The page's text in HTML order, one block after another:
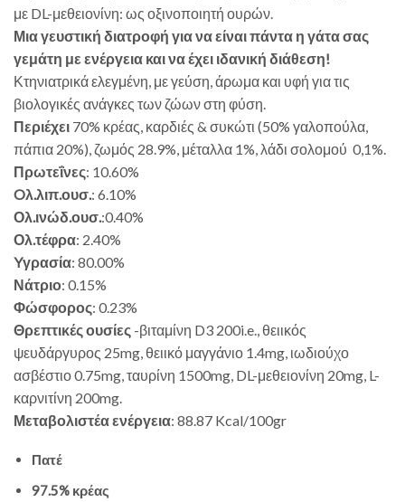
με DL-μεθειονίνη: ως οξινοποιητή ουρών.
Μια γευστική διατροφή για να είναι πάντα η γάτα σας
γεμάτη με ενέργεια και να έχει ιδανική διάθεση!
Κτηνιατρικά ελεγμένη, με γεύση, άρωμα και υφή για τις
βιολογικές ανάγκες των ζώων στη φύση.
Περιέχει 70% κρέας, καρδιές & συκώτι (50% γαλοπούλα,
πάπια 20%), ζωμός 28.9%, μέταλλα 1%, λάδι σολομού 0,1%.
Πρωτεΐνες: 10.60%
Oλ.λιπ.ουσ.: 6.10%
Ολ.ινώδ.ουσ.:0.40%
Ολ.τέφρα: 2.40%
Yγρασία: 80.00%
Νάτριο: 0.15%
Φώσφορος: 0.23%
Θρεπτικές ουσίες -βιταμίνη D3 200i.e., θειικός
ψευδάργυρος 25mg, θειικό μαγγάνιο 1.4mg, ιωδιούχο
ασβέστιο 0.75mg, ταυρίνη 1500mg, DL-μεθειονίνη 20mg, L-
καρνιτίνη 200mg.
Μεταβολιστέα ενέργεια: 88.87 Kcal/100gr
Πατέ
97.5% κρέας